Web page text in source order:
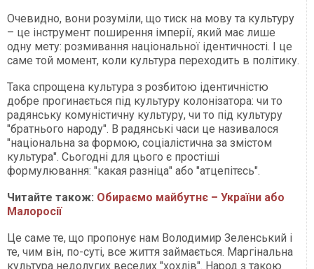
Очевидно, вони розуміли, що тиск на мову та культуру
– це інструмент поширення імперії, який має лише
одну мету: розмивання національної ідентичності. І це
саме той момент, коли культура переходить в політику.
Така спрощена культура з розбитою ідентичністю
добре прогинається під культуру колонізатора: чи то
радянську комуністичну культуру, чи то під культуру
"братнього народу". В радянські часи це називалося
"національна за формою, соціалістична за змістом
культура". Сьогодні для цього є простіші
формулювання: "какая разніца" або "атцепітєсь".
Читайте також: Обираємо майбутнє – України або
Малоросії
Це саме те, що пропонує нам Володимир Зеленський і
те, чим він, по-суті, все життя займається. Маргінальна
культура недолугих веселих "хохлів". Народ з такою